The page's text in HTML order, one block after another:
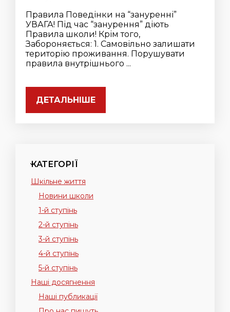
Правила Поведінки на “зануренні”
УВАГА! Під час “занурення” діють
Правила школи! Крім того,
Забороняється: 1. Самовільно залишати
територію проживання. Порушувати
правила внутрішнього ...
ДЕТАЛЬНІШЕ
КАТЕГОРІЇ
Шкільне життя
Новини школи
1-й ступінь
2-й ступінь
3-й ступінь
4-й ступінь
5-й ступінь
Наші досягнення
Наші публикації